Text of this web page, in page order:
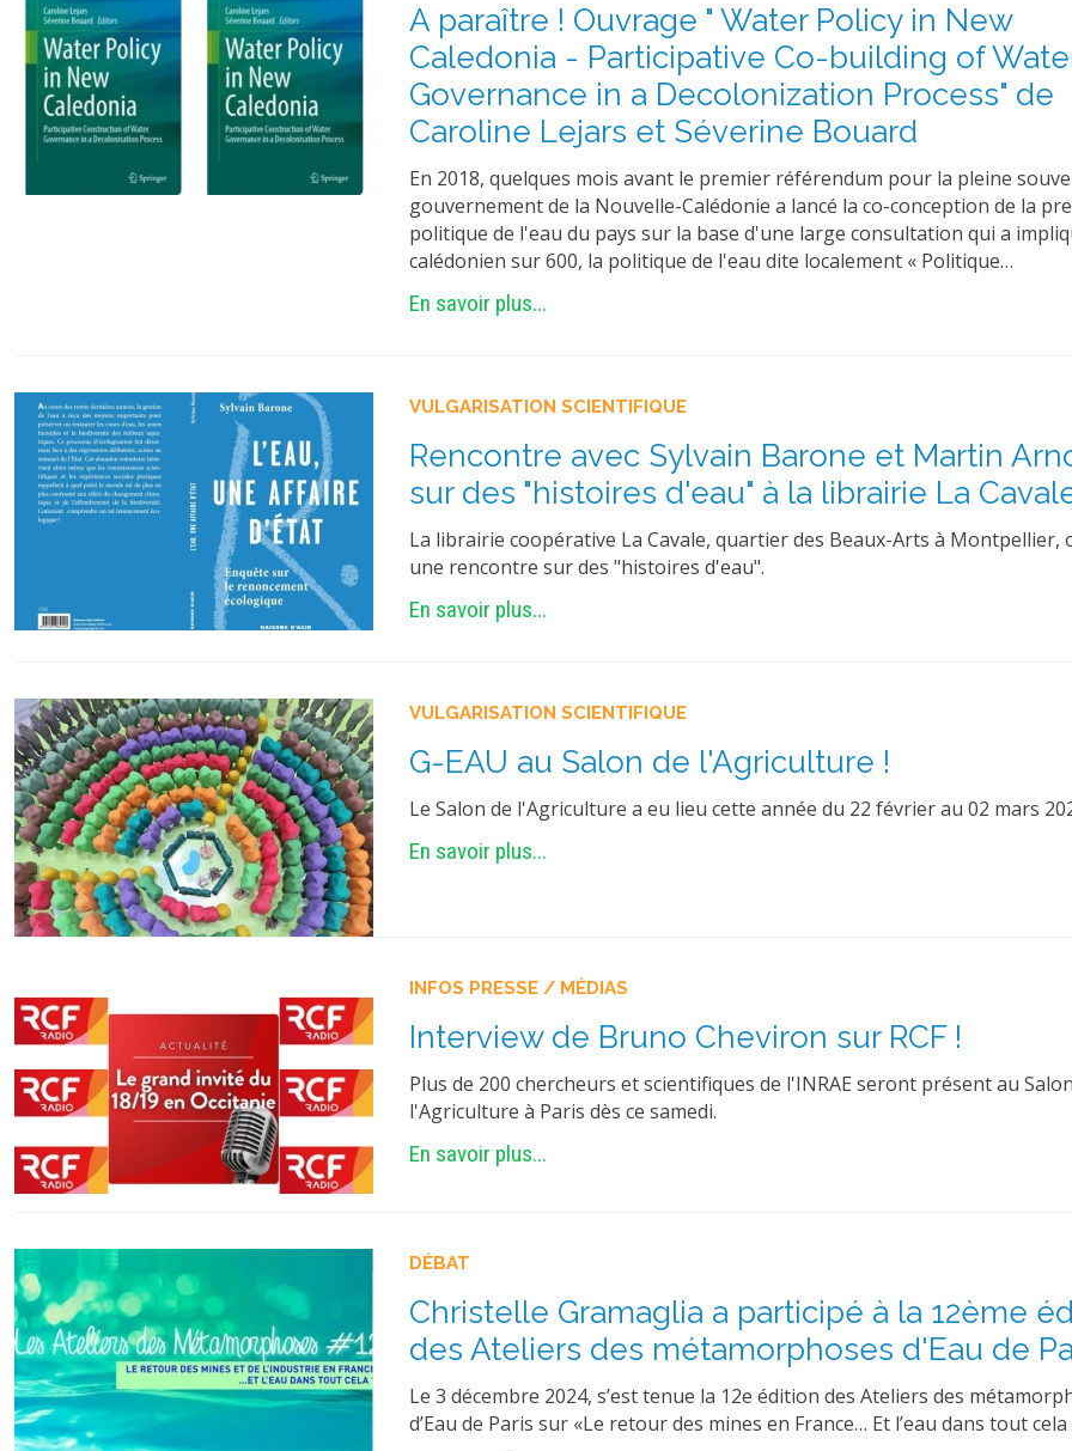
A paraître ! Ouvrage " Water Policy in New
Caledonia - Participative Co-building of
Governance in a Decolonization Process" de
Caroline Lejars et Séverine Bouard
En 2018, quelques mois avant le premier référendum pour la pleine
gouvernement de la Nouvelle-Calédonie a lancé la co-conception de la
politique de l'eau du pays sur la base d'une large consultation qui a
calédonien sur 600, la politique de l'eau dite localement « Politique…
En savoir plus...
VULGARISATION SCIENTIFIQUE
Rencontre avec Sylvain Barone et Martin
sur des "histoires d'eau" à la librairie La
La librairie coopérative La Cavale, quartier des Beaux-Arts à Montpellier,
une rencontre sur des "histoires d'eau".
En savoir plus...
VULGARISATION SCIENTIFIQUE
G-EAU au Salon de l'Agriculture !
Le Salon de l'Agriculture a eu lieu cette année du 22 février au 02 mars
En savoir plus...
INFOS PRESSE / MÉDIAS
Interview de Bruno Cheviron sur RCF !
Plus de 200 chercheurs et scientifiques de l'INRAE seront présent au
l'Agriculture à Paris dès ce samedi.
En savoir plus...
DÉBAT
Christelle Gramaglia a participé à la 12ème
des Ateliers des métamorphoses d'Eau de
Le 3 décembre 2024, s’est tenue la 12e édition des Ateliers des
d’Eau de Paris sur «Le retour des mines en France… Et l’eau dans tout cela